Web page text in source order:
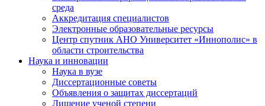
среда
Аккредитация специалистов
Электронные образовательные ресурсы
Центр спутник АНО Университет «Иннополис» в
области строительства
Наука и инновации
Наука в вузе
Диссертационные советы
Объявления о защитах диссертаций
Лишение ученой степени